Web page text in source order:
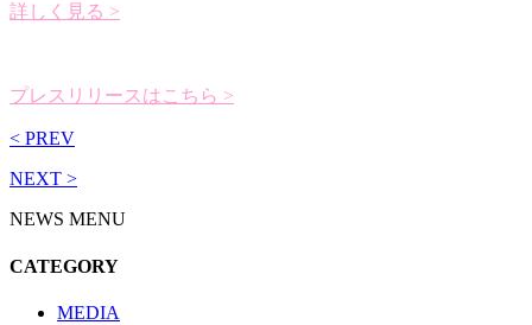
詳しく見る >
プレスリリースはこちら >
< PREV
NEXT >
NEWS MENU
CATEGORY
MEDIA